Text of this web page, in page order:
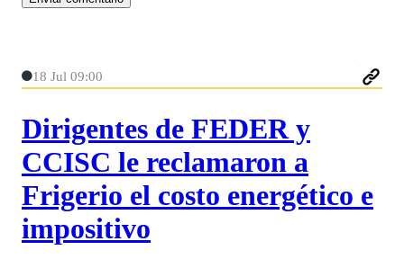
18 Jul 09:00
Dirigentes de FEDER y
CCISC le reclamaron a
Frigerio el costo energético e
impositivo